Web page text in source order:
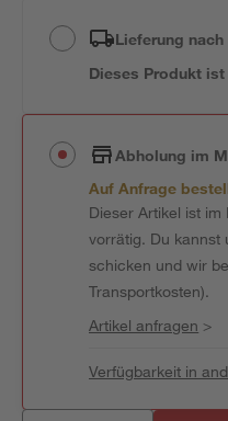
Lieferung nach
Dieses Produkt
Abholung im
Auf Anfrage
Dieser Artikel ist
vorrätig. Du kannst
schicken und wir
Transportkosten).
Artikel anfragen >
Verfügbarkeit in